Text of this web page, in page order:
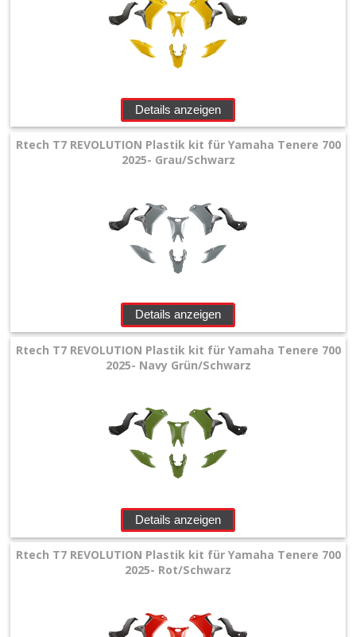
Details anzeigen
Rtech T7 REVOLUTION Plastik kit für Yamaha Tenere 700
2025- Grau/Schwarz
Details anzeigen
Rtech T7 REVOLUTION Plastik kit für Yamaha Tenere 700
2025- Navy Grün/Schwarz
Details anzeigen
Rtech T7 REVOLUTION Plastik kit für Yamaha Tenere 700
2025- Rot/Schwarz